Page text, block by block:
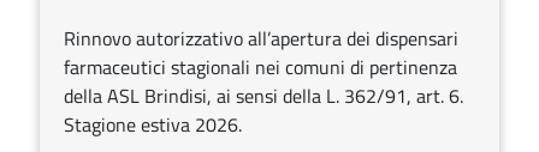
Rinnovo autorizzativo all’apertura dei dispensari
farmaceutici stagionali nei comuni di pertinenza
della ASL Brindisi, ai sensi della L. 362/91, art. 6.
Stagione estiva 2026.